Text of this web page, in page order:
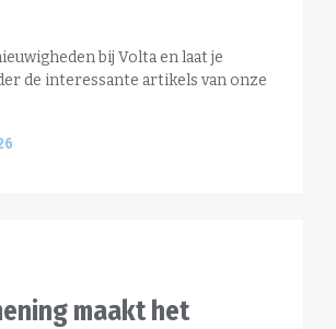
bij Volta en laat je
de interessante artikels van onze
maakt het